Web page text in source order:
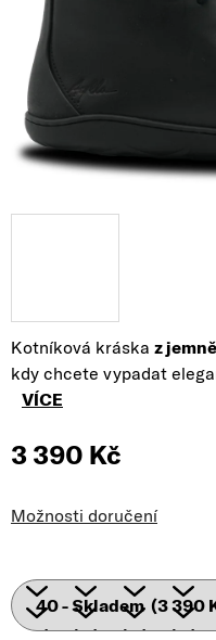
Kotníková kráska z
kdy chcete vypadat
VÍCE
3 390 Kč
Možnosti doručení